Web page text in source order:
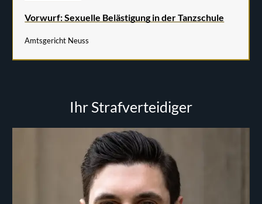
Vorwurf: Sexuelle Belästigung in der Tanzschule
Amtsgericht Neuss
Ihr Strafverteidiger